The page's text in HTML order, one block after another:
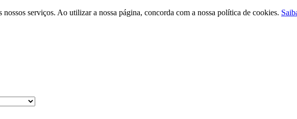
serviços. Ao utilizar a nossa página, concorda com a nossa política de cookies.